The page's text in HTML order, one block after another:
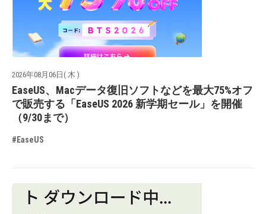
2026年08月06日( 木 )
EaseUS、Macデータ復旧ソフトなどを最大75%オフ
で販売する「EaseUS 2026 新学期セール」を開催
（9/30まで）
#EaseUS